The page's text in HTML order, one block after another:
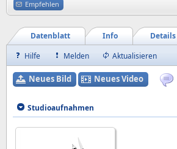
Empfehlen
Details
Info
Datenblatt
Hilfe
Melden Aktualisieren
Neues Bild Neues Video
Studioaufnahmen